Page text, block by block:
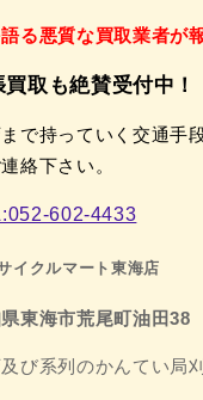
る悪質な買取業者が
買取も絶賛受付中！
で持っていく交通手
絡下さい。
602-4433
イクルマート東海店
東海市荒尾町油田38
び系列のかんてい局